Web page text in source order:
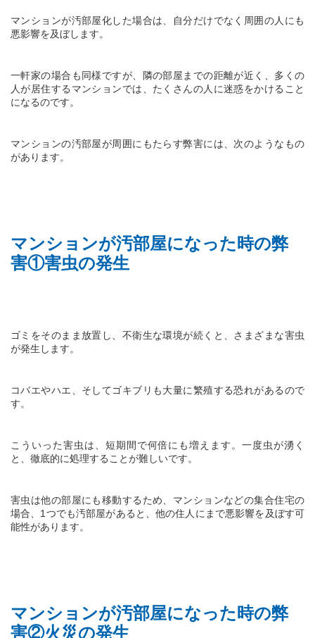
マンションが汚部屋化した場合は、自分だけでなく周囲の人にも
悪影響を及ぼします。
一軒家の場合も同様ですが、隣の部屋までの距離が近く、多くの
人が居住するマンションでは、たくさんの人に迷惑をかけること
になるのです。
マンションの汚部屋が周囲にもたらす弊害には、次のようなもの
があります。
マンションが汚部屋になった時の弊
害①害虫の発生
ゴミをそのまま放置し、不衛生な環境が続くと、さまざまな害虫
が発生します。
コバエやハエ、そしてゴキブリも大量に繁殖する恐れがあるので
す。
こういった害虫は、短期間で何倍にも増えます。一度虫が湧く
と、徹底的に処理することが難しいです。
害虫は他の部屋にも移動するため、マンションなどの集合住宅の
場合、 1 つでも汚部屋があると、他の住人にまで悪影響を及ぼす可
能性があります。
マンションが汚部屋になった時の弊
害②火災の発生